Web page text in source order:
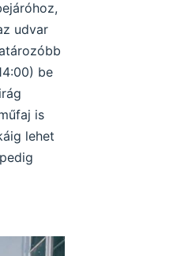
udvar
be
is
lehet